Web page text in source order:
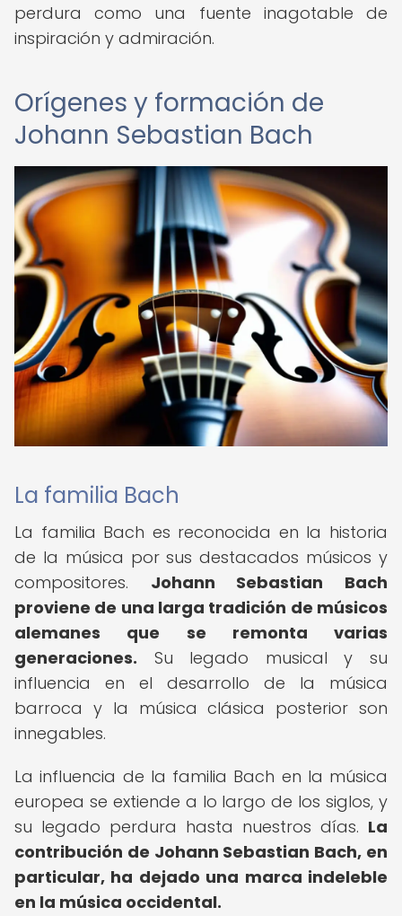
perdura como una fuente inagotable de
inspiración y admiración.
Orígenes y formación de
Johann Sebastian Bach
La familia Bach
La familia Bach es reconocida en la historia
de la música por sus destacados músicos y
compositores. Johann Sebastian Bach
proviene de una larga tradición de músicos
alemanes que se remonta varias
generaciones. Su legado musical y su
influencia en el desarrollo de la música
barroca y la música clásica posterior son
innegables.
La influencia de la familia Bach en la música
europea se extiende a lo largo de los siglos, y
su legado perdura hasta nuestros días. La
contribución de Johann Sebastian Bach, en
particular, ha dejado una marca indeleble
en la música occidental.